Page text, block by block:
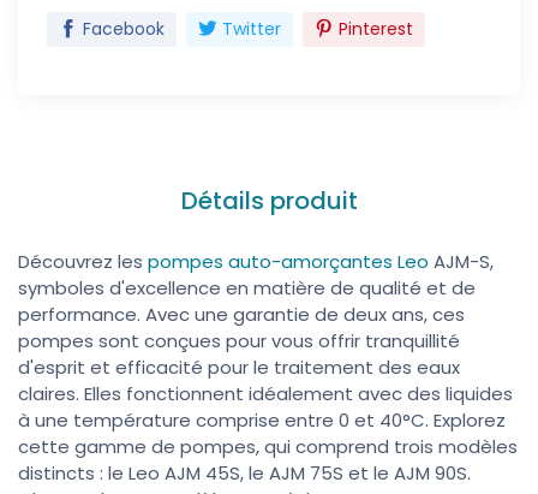
Facebook Twitter Pinterest
Détails produit
Découvrez les pompes auto-amorçantes Leo AJM-S,
symboles d'excellence en matière de qualité et de
performance. Avec une garantie de deux ans, ces
pompes sont conçues pour vous offrir tranquillité
d'esprit et efficacité pour le traitement des eaux
claires. Elles fonctionnent idéalement avec des liquides
à une température comprise entre 0 et 40°C. Explorez
cette gamme de pompes, qui comprend trois modèles
distincts : le Leo AJM 45S, le AJM 75S et le AJM 90S.